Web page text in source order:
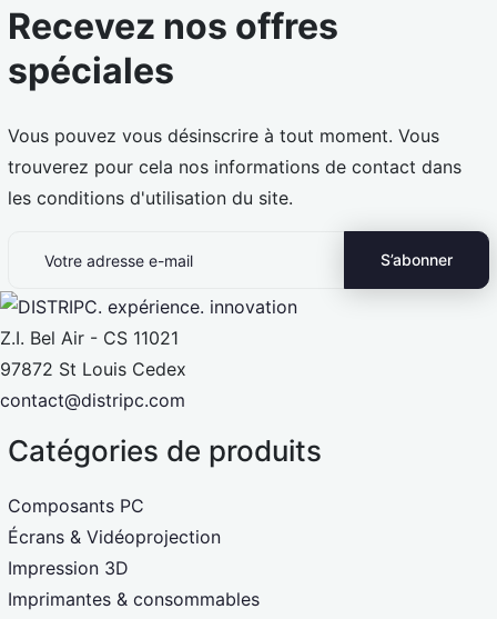
Recevez nos offres
spéciales
Vous pouvez vous désinscrire à tout moment. Vous
trouverez pour cela nos informations de contact dans
les conditions d'utilisation du site.
Z.I. Bel Air - CS 11021
97872 St Louis Cedex
contact@distripc.com
Catégories de produits
Composants PC
Écrans & Vidéoprojection
Impression 3D
Imprimantes & consommables